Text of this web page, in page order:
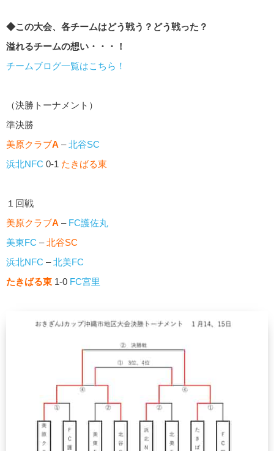
◆この大会、各チームはどう戦う？どう戦った？
溢れるチームの想い・・・！
チームブログ一覧はこちら！
（決勝トーナメント）
準決勝
美原クラブA –北谷SC
浜北NFC 0-1 たきばる東
１回戦
美原クラブA – FC護佐丸
美東FC –北谷SC
浜北NFC –北美FC
たきばる東 1-0 FC宮里